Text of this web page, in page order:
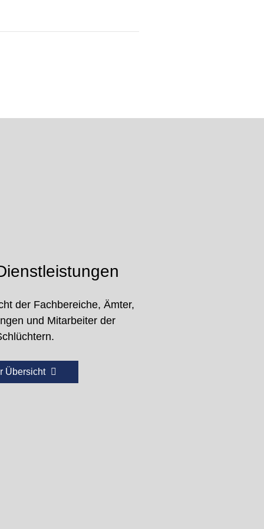
der Fachbereiche, Ämter,
und Mitarbeiter der
Übersicht